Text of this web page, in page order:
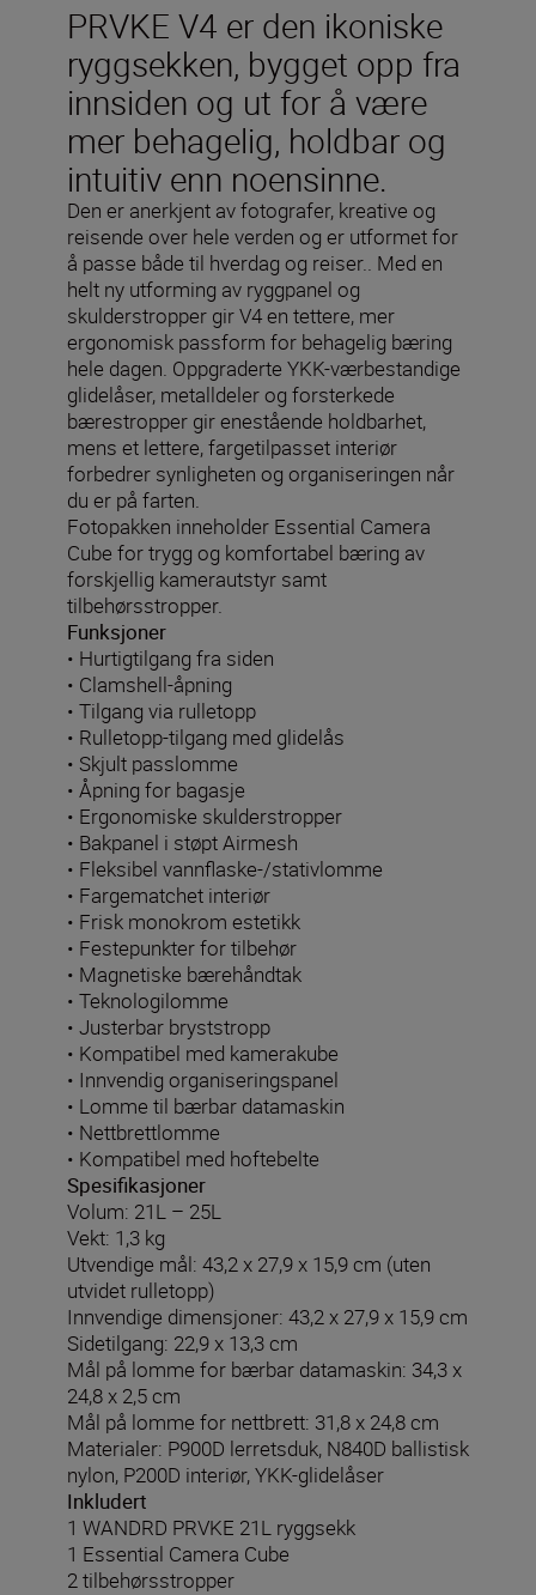
PRVKE V4 er den ikoniske
ryggsekken, bygget opp fra
innsiden og ut for å være
mer behagelig, holdbar og
intuitiv enn noensinne.
Den er anerkjent av fotografer, kreative og
reisende over hele verden og er utformet for
å passe både til hverdag og reiser.. Med en
helt ny utforming av ryggpanel og
skulderstropper gir V4 en tettere, mer
ergonomisk passform for behagelig bæring
hele dagen. Oppgraderte YKK-værbestandige
glidelåser, metalldeler og forsterkede
bærestropper gir enestående holdbarhet,
mens et lettere, fargetilpasset interiør
forbedrer synligheten og organiseringen når
du er på farten.
Fotopakken inneholder Essential Camera
Cube for trygg og komfortabel bæring av
forskjellig kamerautstyr samt
tilbehørsstropper.
Funksjoner
• Hurtigtilgang fra siden
• Clamshell-åpning
• Tilgang via rulletopp
• Rulletopp-tilgang med glidelås
• Skjult passlomme
• Åpning for bagasje
• Ergonomiske skulderstropper
• Bakpanel i støpt Airmesh
• Fleksibel vannflaske-/stativlomme
• Fargematchet interiør
• Frisk monokrom estetikk
• Festepunkter for tilbehør
• Magnetiske bærehåndtak
• Teknologilomme
• Justerbar bryststropp
• Kompatibel med kamerakube
• Innvendig organiseringspanel
• Lomme til bærbar datamaskin
• Nettbrettlomme
• Kompatibel med hoftebelte
Spesifikasjoner
Volum: 21L – 25L
Vekt: 1,3 kg
Utvendige mål: 43,2 x 27,9 x 15,9 cm (uten
utvidet rulletopp)
Innvendige dimensjoner: 43,2 x 27,9 x 15,9 cm
Sidetilgang: 22,9 x 13,3 cm
Mål på lomme for bærbar datamaskin: 34,3 x
24,8 x 2,5 cm
Mål på lomme for nettbrett: 31,8 x 24,8 cm
Materialer: P900D lerretsduk, N840D ballistisk
nylon, P200D interiør, YKK-glidelåser
Inkludert
1 WANDRD PRVKE 21L ryggsekk
1 Essential Camera Cube
2 tilbehørsstropper